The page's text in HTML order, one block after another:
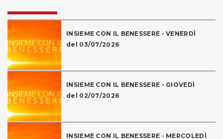
INSIEME CON IL BENESSERE - VENERDÌ
del 03/07/2026
INSIEME CON IL BENESSERE - GIOVEDÌ
del 02/07/2026
INSIEME CON IL BENESSERE - MERCOLEDÌ